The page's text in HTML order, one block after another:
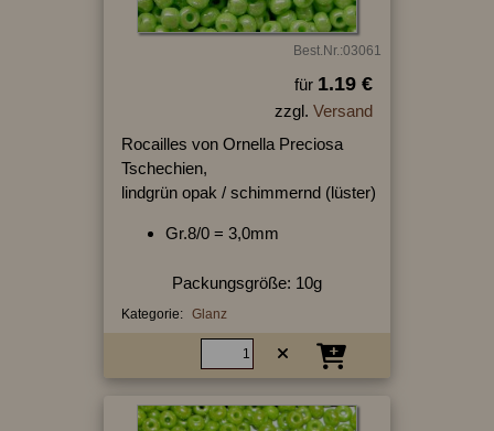
Best.Nr.:03061
für 1.19 €
zzgl. Versand
Rocailles von Ornella Preciosa
Tschechien,
lindgrün opak / schimmernd (lüster)
Gr.8/0 = 3,0mm
Packungsgröße: 10g
Kategorie: Glanz